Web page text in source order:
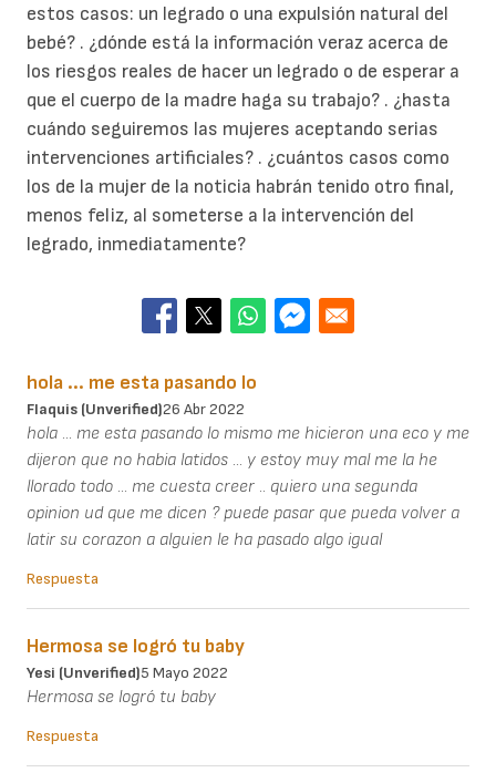
estos casos: un legrado o una expulsión natural del
bebé? . ¿dónde está la información veraz acerca de
los riesgos reales de hacer un legrado o de esperar a
que el cuerpo de la madre haga su trabajo? . ¿hasta
cuándo seguiremos las mujeres aceptando serias
intervenciones artificiales? . ¿cuántos casos como
los de la mujer de la noticia habrán tenido otro final,
menos feliz, al someterse a la intervención del
legrado, inmediatamente?
hola ... me esta pasando lo
Flaquis (unverified)26 Abr 2022
hola ... me esta pasando lo mismo me hicieron una eco y me
dijeron que no habia latidos ... y estoy muy mal me la he
llorado todo ... me cuesta creer .. quiero una segunda
opinion ud que me dicen ? puede pasar que pueda volver a
latir su corazon a alguien le ha pasado algo igual
Respuesta
Hermosa se logró tu baby
Yesi (unverified)5 Mayo 2022
Hermosa se logró tu baby
Respuesta